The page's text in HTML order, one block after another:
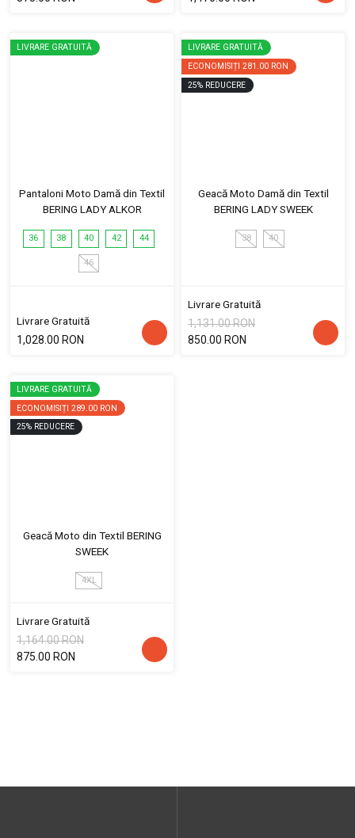
LIVRARE GRATUITĂ
Pantaloni Moto Damă din Textil
BERING LADY ALKOR
36 38 40 42 44
46
Livrare Gratuită
1,028.00 RON
LIVRARE GRATUITĂ
ECONOMISIȚI 281.00 RON
25% REDUCERE
Geacă Moto Damă din Textil
BERING LADY SWEEK
38 40
Livrare Gratuită
1,131.00 RON
850.00 RON
LIVRARE GRATUITĂ
ECONOMISIȚI 289.00 RON
25% REDUCERE
Geacă Moto din Textil BERING
SWEEK
4XL
Livrare Gratuită
1,164.00 RON
875.00 RON